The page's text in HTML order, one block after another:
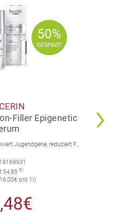
50%
GESPART
50%
GESPART
Filler Epigenetic
54,95 3)
pro 1l)